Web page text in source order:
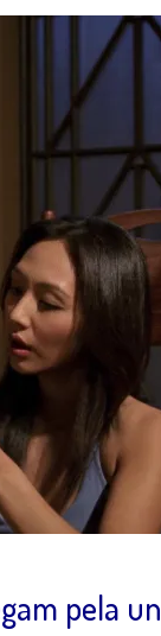
INCIDENT” (4×02)
ERA NA SDCC
SOBRE DIFERENTES
SOBRE PATERNIDADE
pela